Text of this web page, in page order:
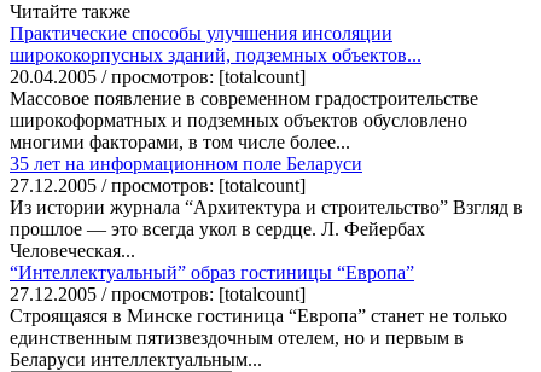
Читайте также
Практические способы улучшения инсоляции
ширококорпусных зданий, подземных объектов...
20.04.2005 / просмотров: [totalcount]
Массовое появление в современном градостроительстве
широкоформатных и подземных объектов обусловлено
многими факторами, в том числе более...
35 лет на информационном поле Беларуси
27.12.2005 / просмотров: [totalcount]
Из истории журнала “Архитектура и строительство” Взгляд в
прошлое — это всегда укол в сердце. Л. Фейербах
Человеческая...
“Интеллектуальный” образ гостиницы “Европа”
27.12.2005 / просмотров: [totalcount]
Строящаяся в Минске гостиница “Европа” станет не только
единственным пятизвездочным отелем, но и первым в
Беларуси интеллектуальным...